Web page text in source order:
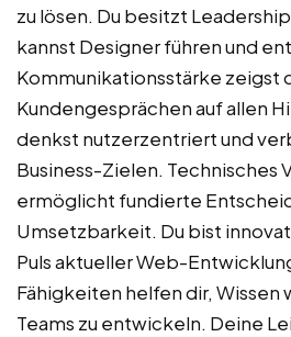
zu lösen. Du besitzt
kannst Designer führen und
Kommunikationsstärke zeigst
Kundengesprächen auf allen
denkst nutzerzentriert und
Business-Zielen. Technisches
ermöglicht fundierte
Umsetzbarkeit. Du bist
Puls aktueller Web-
Fähigkeiten helfen dir,
Teams zu entwickeln. Deine